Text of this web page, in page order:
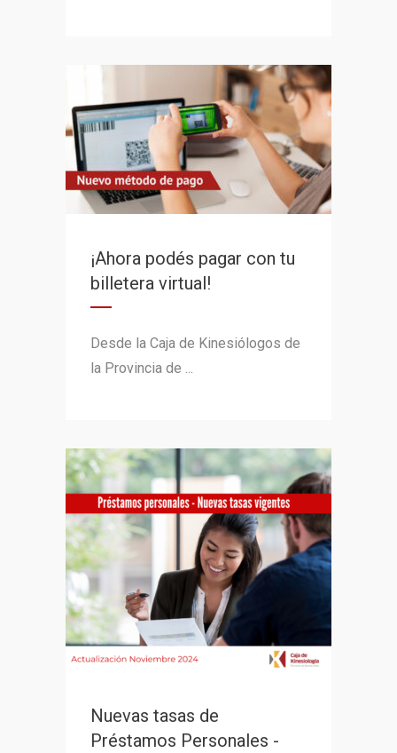
¡Ahora podés pagar con tu
billetera virtual!
Desde la Caja de Kinesiólogos de
la Provincia de ...
Nuevas tasas de
Préstamos Personales -